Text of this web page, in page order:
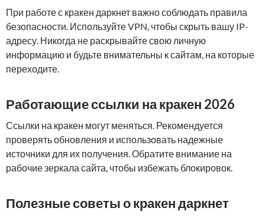
При работе с кракен даркнет важно соблюдать правила
безопасности. Используйте VPN, чтобы скрыть вашу IP-
адресу. Никогда не раскрывайте свою личную
информацию и будьте внимательны к сайтам, на которые
переходите.
Работающие ссылки на кракен 2026
Ссылки на кракен могут меняться. Рекомендуется
проверять обновления и использовать надежные
источники для их получения. Обратите внимание на
рабочие зеркала сайта, чтобы избежать блокировок.
Полезные советы о кракен даркнет